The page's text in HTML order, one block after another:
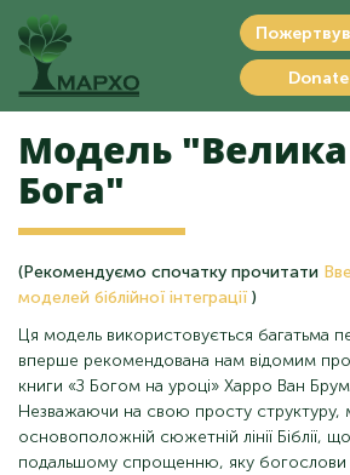
Donate
Модель "Велика історія
Бога"
(Рекомендуємо спочатку прочитати
моделей біблійної інтеграції )
Ця модель використовується багатьма
вперше рекомендована нам відомим
книги «З Богом на уроці» Харро Ван
Незважаючи на свою просту структуру,
основоположній сюжетній лінії Біблії,
подальшому спрощенню, яку богослови